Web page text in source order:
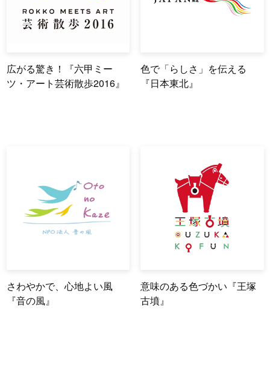
広がる驚き！『六甲ミー
ツ・アート芸術散歩2016』
色で「らしさ」を伝える
『日本東北』
さわやかで、心地よい風
『音の風』
意味のある色づかい『王塚
古墳』